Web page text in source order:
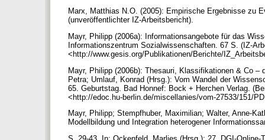
Marx, Matthias N.O. (2005): Empirische Ergebnisse zu
(unveröffentlichter IZ-Arbeitsbericht).
Mayr, Philipp (2006a): Informationsangebote für das
Informationszentrum Sozialwissenschaften. 67 S. (IZ-
<http://www.gesis.org/Publikationen/Berichte/
Mayr, Philipp (2006b): Thesauri, Klassifikationen & Co
Petra; Umlauf, Konrad (Hrsg.): Vom Wandel der
65. Geburtstag. Bad Honnef: Bock + Herchen Verlag.
<http://edoc.hu-berlin.de/miscellanies/vom-27533/151/
Mayr, Philipp; Stempfhuber, Maximilian; Walter, Anne-
Modellbildung und Integration heterogener